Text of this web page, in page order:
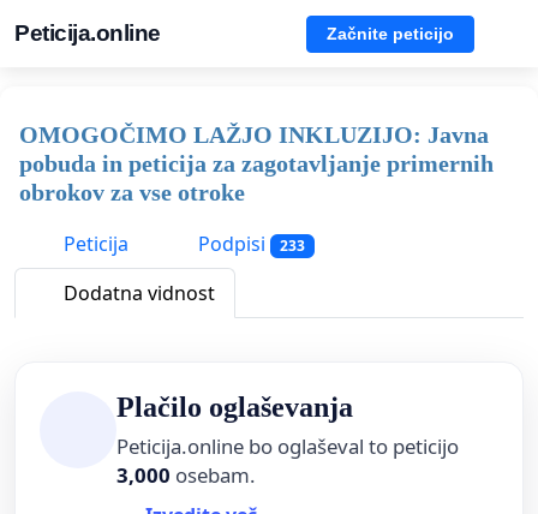
Peticija.online Začnite peticijo
OMOGOČIMO LAŽJO INKLUZIJO: Javna
pobuda in peticija za zagotavljanje primernih
obrokov za vse otroke
Peticija
Podpisi 233
Dodatna vidnost
Plačilo oglaševanja
Peticija.online bo oglaševal to peticijo
3,000 osebam.